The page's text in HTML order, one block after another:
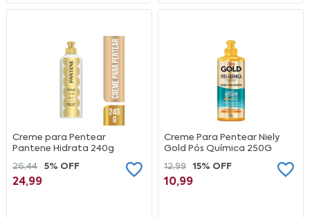
Creme para Pentear
Pantene Hidrata 240g
26,44
5% OFF
24,99
Creme Para Pentear Niely
Gold Pós Química 250G
12,99
15% OFF
10,99